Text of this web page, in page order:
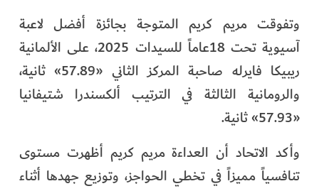
وتفوقت مريم كريم المتوجة بجائزة أفضل لاعبة
آسيوية تحت 18عاماً للسيدات 2025، على الألمانية
ريبيكا فايرله صاحبة المركز الثاني «57.89» ثانية،
والرومانية الثالثة في الترتيب ألكسندرا شتيفانيا
«57.93» ثانية.
وأكد الاتحاد أن العداءة مريم كريم أظهرت مستوى
تنافسياً مميزاً في تخطي الحواجز، وتوزيع جهدها أثناء